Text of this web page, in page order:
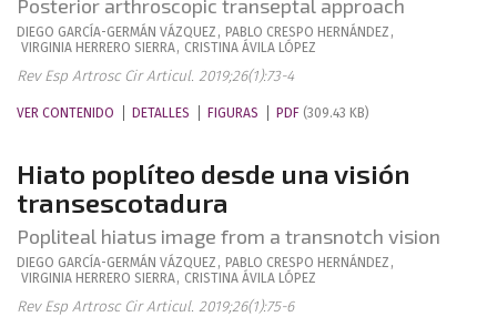
Posterior arthroscopic transeptal approach
DIEGO GARCÍA-GERMÁN VÁZQUEZ , PABLO CRESPO HERNÁNDEZ ,
VIRGINIA HERRERO SIERRA, CRISTINA ÁVILA LÓPEZ
Rev Esp Artrosc Cir Articul. 2019;26(1):73-4
VER CONTENIDO DETALLES FIGURAS PDF (309.43 KB)
Hiato poplíteo desde una visión
transescotadura
Popliteal hiatus image from a transnotch vision
DIEGO GARCÍA-GERMÁN VÁZQUEZ , PABLO CRESPO HERNÁNDEZ ,
VIRGINIA HERRERO SIERRA, CRISTINA ÁVILA LÓPEZ
Rev Esp Artrosc Cir Articul. 2019;26(1):75-6